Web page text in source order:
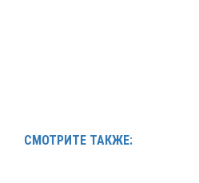
СМОТРИТЕ ТАКЖЕ: